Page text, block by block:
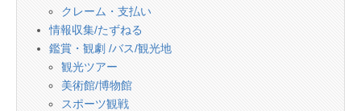
クレーム・支払い
情報収集/たずねる
鑑賞・観劇 /バス/観光地
観光ツアー
美術館/博物館
スポーツ観戦